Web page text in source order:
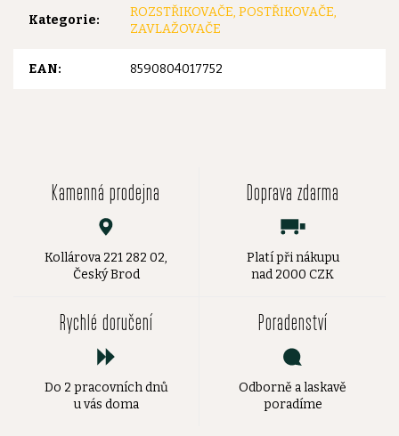
Kategorie:
ROZSTŘIKOVAČE, POSTŘIKOVAČE,
ZAVLAŽOVAČE
EAN: 8590804017752
Kamenná prodejna
Kollárova 221 282 02,
Český Brod
Doprava zdarma
Platí při nákupu
nad 2000 CZK
Rychlé doručení
Do 2 pracovních dnů
u vás doma
Poradenství
Odborně a laskavě
poradíme